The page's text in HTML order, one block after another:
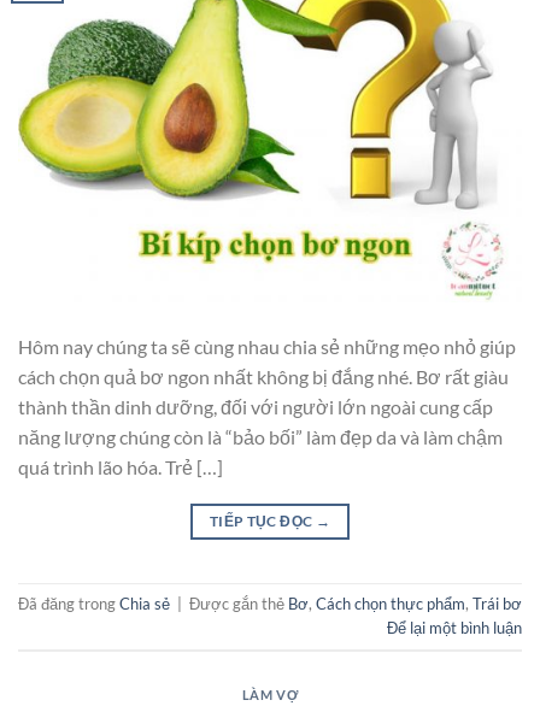
Hôm nay chúng ta sẽ cùng nhau chia sẻ những mẹo nhỏ giúp
cách chọn quả bơ ngon nhất không bị đắng nhé. Bơ rất giàu
thành thần dinh dưỡng, đối với người lớn ngoài cung cấp
năng lượng chúng còn là “bảo bối” làm đẹp da và làm chậm
quá trình lão hóa. Trẻ […]
TIẾP TỤC ĐỌC →
Đã đăng trongChia sẻ Được gắn thẻ Bơ, Cách chọn thực phẩm, Trái bơ
Để lại một bình luận
LÀM VỢ